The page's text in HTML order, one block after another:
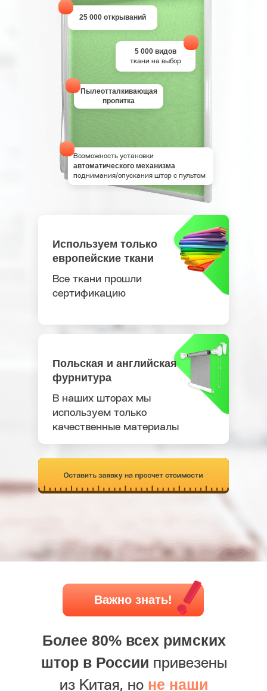
Используем только
европейские ткани
Все ткани прошли
сертификацию
Польская и английская
фурнитура
В наших шторах мы
используем только
качественные материалы
25 000 открываний
5 000 видов
ткани на выбор
Пылеотталкивающая
пропитка
Возможность установки
автоматического механизма
поднимания/опускания штор с пультом
Более 80% всех римских
штор в России привезены
из Китая, но не наши
Важно знать!